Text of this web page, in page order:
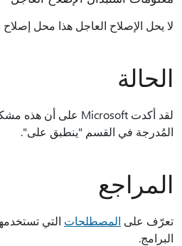
لا يحل الإصلاح العاجل هذا محل
الحالة
المُدرجة في القسم "ينطبق على".
المراجع
تعرّف على المصطلحات
البرامج.